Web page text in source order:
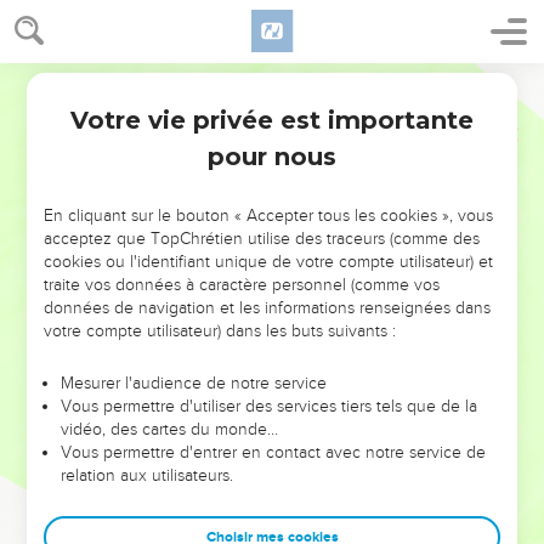
NE MANQUEZ PAS L’ÉVÉNEMENT
DE L’ANNÉE !
ET SI LEURS ERREURS POUVAIENT VOUS ÉVITER LES
VOTRES ?
leur foi ou leur vision. Mais on voit moins les doutes, les erreurs
et les saisons difficiles qu'ils ont traversés, alors même que ce
sont elles qui les ont façonnés.
Dans cette conférence, leaders, entrepreneurs, et responsables
clés pour avancer avec plus de sagesse afin que leurs erreurs
Votre vie privée est importante
pour nous
En cliquant sur le bouton « Accepter tous les cookies », vous
acceptez que TopChrétien utilise des traceurs (comme des
cookies ou l'identifiant unique de votre compte utilisateur) et
traite vos données à caractère personnel (comme vos
données de navigation et les informations renseignées dans
votre compte utilisateur) dans les buts suivants :
Mesurer l'audience de notre service
Vous permettre d'utiliser des services tiers tels que de la
vidéo, des cartes du monde…
Vous permettre d'entrer en contact avec notre service de
relation aux utilisateurs.
Choisir mes cookies